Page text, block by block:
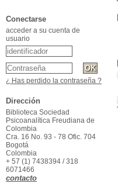
Conectarse
acceder a su cuenta de
usuario
¿ Has perdido la contraseña ?
Dirección
Biblioteca Sociedad
Psicoanalítica Freudiana de
Colombia
Cra. 16 No. 93 - 78 Ofic. 704
Bogotá
Colombia
+ 57 (1) 7438394 / 318
6071466
contacto